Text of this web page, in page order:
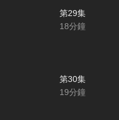
第29集
18分鐘
第30集
19分鐘